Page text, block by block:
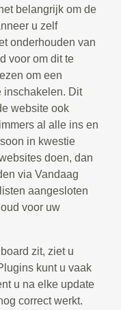
belangrijk om de
u zelf
onderhouden van
voor om dit te
om een
inschakelen. Dit
website ook
al alle ins en
in kwestie
doen, dan
via Vandaag
aangesloten
voor uw
zit, ziet u
kunt u vaak
u na elke update
correct werkt.